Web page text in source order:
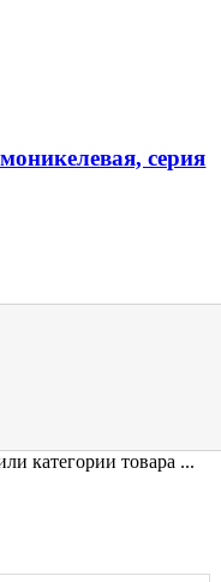
серия
категории товара ...